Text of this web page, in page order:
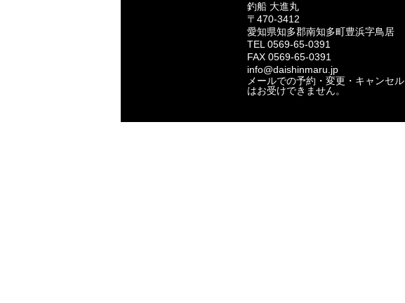
釣船 大進丸
〒470-3412
愛知県知多郡南知多町豊浜字鳥居
TEL 0569-65-0391
FAX 0569-65-0391
info@daishinmaru.jp
メールでの予約・変更・キャンセル
はお受けできません。